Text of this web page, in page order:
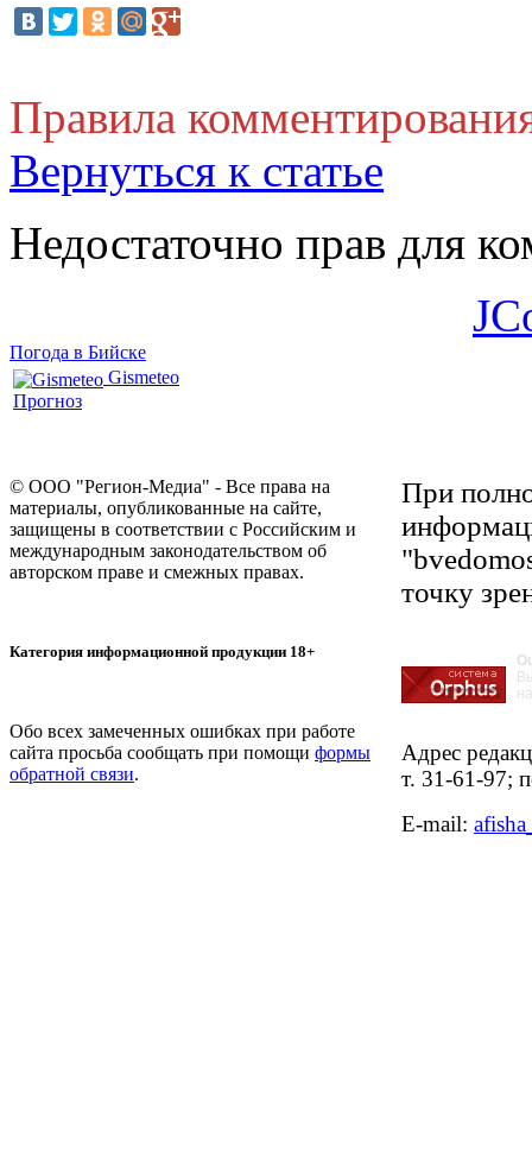
Правила
Вернуться к статье
Недостаточно прав для
Погода в Бийске
Gismeteo
Прогноз
© ООО "Регион-Медиа" - Все права на
материалы, опубликованные на сайте,
защищены в соответствии с Российским и
международным законодательством об
авторском праве и смежных правах.
Категория информационной продукции 18+
При
точку
Обо всех замеченных ошибках при работе
сайта просьба сообщать при помощи формы
обратной связи.
Адрес
т. 31-61-97;
E-mail: